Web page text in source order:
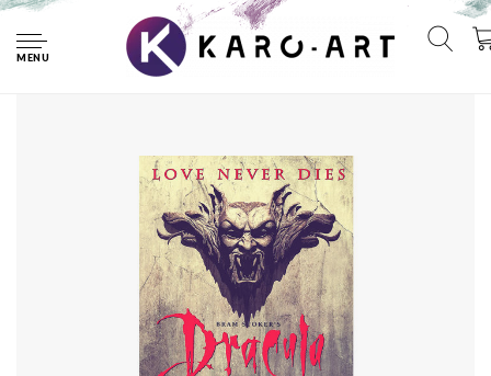
MENU
Poster - Bram Stoker's - Dracula 1992, Originele Filmposter,
Premium Print, Professioneel Fotopapier